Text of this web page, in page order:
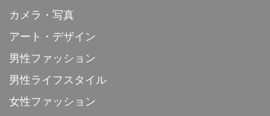
カメラ・写真
アート・デザイン
男性ファッション
男性ライフスタイル
女性ファッション